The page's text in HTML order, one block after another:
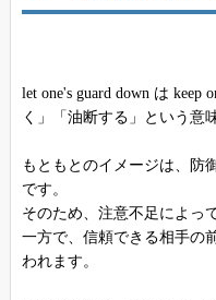
let one's guard down は keep
く」「油断する」という意
もともとのイメージは、防
です。
そのため、注意不足によっ
一方で、信頼できる相手の
われます。